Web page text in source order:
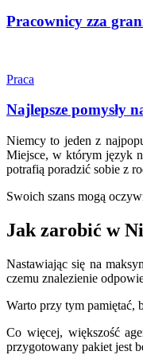
Pracownicy zza
Praca
Najlepsze pomysły
Niemcy to jeden z
Miejsce, w którym język
potrafią poradzić sobie z
Swoich szans mogą
Jak zarobić w
Nastawiając się na
czemu znalezienie
Warto przy tym pamiętać,
Co więcej, większość
przygotowany pakiet jest